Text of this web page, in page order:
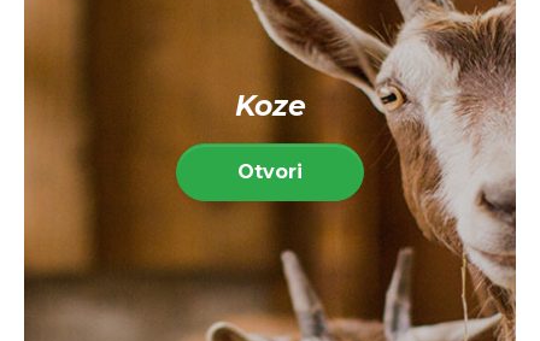
Koze
Otvori